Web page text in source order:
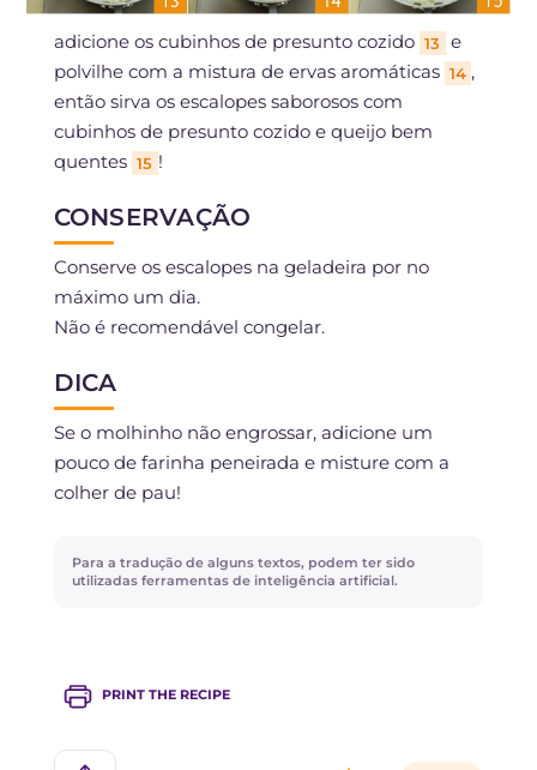
adicione os cubinhos de presunto cozido 13
e
polvilhe com a mistura de ervas aromáticas 14 ,
então sirva os escalopes saborosos com
cubinhos de presunto cozido e queijo bem
quentes 15 !
CONSERVAÇÃO
Conserve os escalopes na geladeira por no
máximo um dia.
Não é recomendável congelar.
DICA
Se o molhinho não engrossar, adicione um
pouco de farinha peneirada e misture com a
colher de pau!
Para a tradução de alguns textos, podem ter sido
utilizadas ferramentas de inteligência artificial.
PRINT THE RECIPE